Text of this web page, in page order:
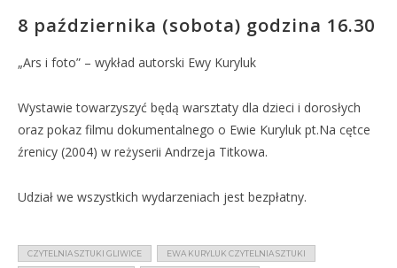
8 października (sobota) godzina 16.30
„Ars i foto” – wykład autorski Ewy Kuryluk
Wystawie towarzyszyć będą warsztaty dla dzieci i dorosłych
oraz pokaz filmu dokumentalnego o Ewie Kuryluk pt.Na cętce
źrenicy (2004) w reżyserii Andrzeja Titkowa.
Udział we wszystkich wydarzeniach jest bezpłatny.
CZYTELNIA SZTUKI GLIWICE EWA KURYLUK CZYTELNIA SZTUKI